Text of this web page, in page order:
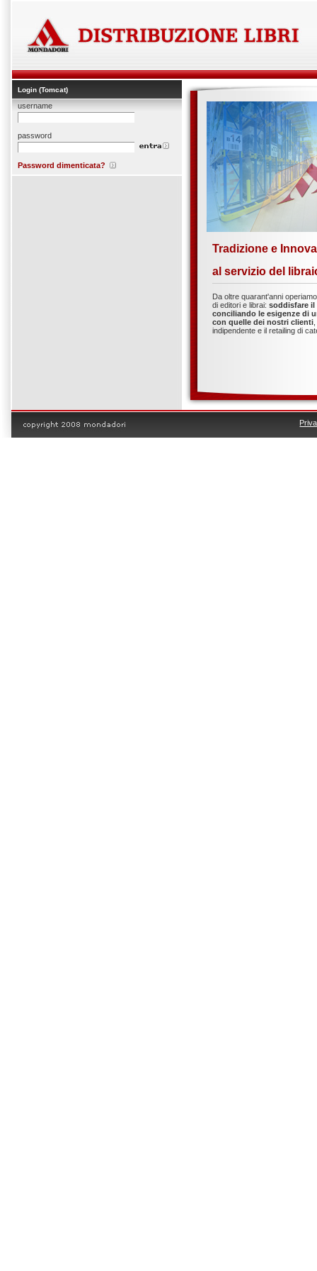
Tradizione e
al servizio del
Da oltre quarant'anni
di editori e librai: soddisfare
conciliando le esigenze di
con quelle dei nostri clienti
indipendente e il retailing di
Login (Tomcat)
username
password
Password dimenticata?